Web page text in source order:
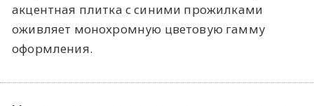
акцентная плитка с синими прожилками
оживляет монохромную цветовую гамму
оформления.